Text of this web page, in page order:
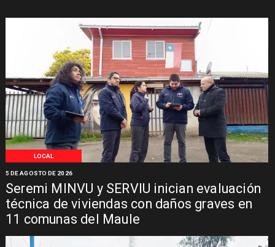
LOCAL
Seremi MINVU y SERVIU inician evaluación
técnica de viviendas con daños graves en
11 comunas del Maule
5 DE AGOSTO DE 2026